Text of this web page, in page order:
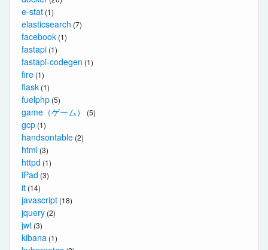
e-stat (1)
elasticsearch (7)
facebook (1)
fastapi (1)
fastapi-codegen (1)
fire (1)
flask (1)
fuelphp (5)
game（ゲーム） (5)
gcp (1)
handsontable (2)
html (3)
httpd (1)
iPad (3)
it (14)
javascript (18)
jquery (2)
jwt (3)
kibana (1)